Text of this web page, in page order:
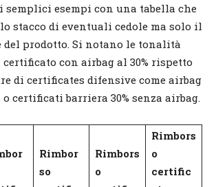
semplici esempi con una tabella che
stacco di eventuali cedole ma solo il
del prodotto. Si notano le tonalità
con airbag al 30% rispetto
di certificates difensive come airbag
o certificati barriera 30% senza airbag.
Rimbor
so
Rimbors
o
Rimbors
o
certific